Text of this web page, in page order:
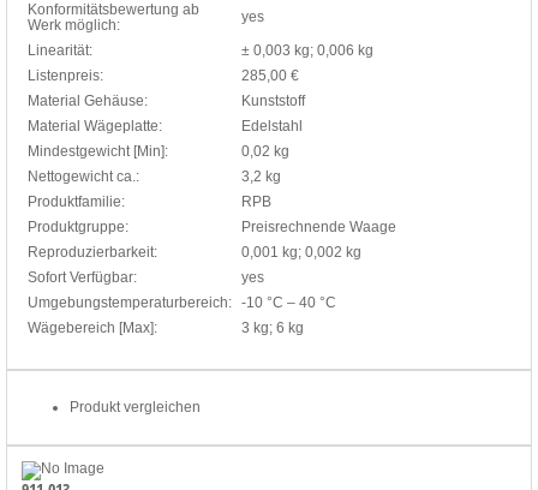
Konformitätsbewertung ab
Werk möglich:
yes
Linearität:
± 0,003 kg; 0,006 kg
Listenpreis:
285,00 €
Material Gehäuse:
Kunststoff
Material Wägeplatte:
Edelstahl
Mindestgewicht [Min]:
0,02 kg
Nettogewicht ca.:
3,2 kg
Produktfamilie:
RPB
Produktgruppe:
Preisrechnende Waage
Reproduzierbarkeit:
0,001 kg; 0,002 kg
Sofort Verfügbar:
yes
Umgebungstemperaturbereich: -10 °C – 40 °C
Wägebereich [Max]:
3 kg; 6 kg
Produkt vergleichen